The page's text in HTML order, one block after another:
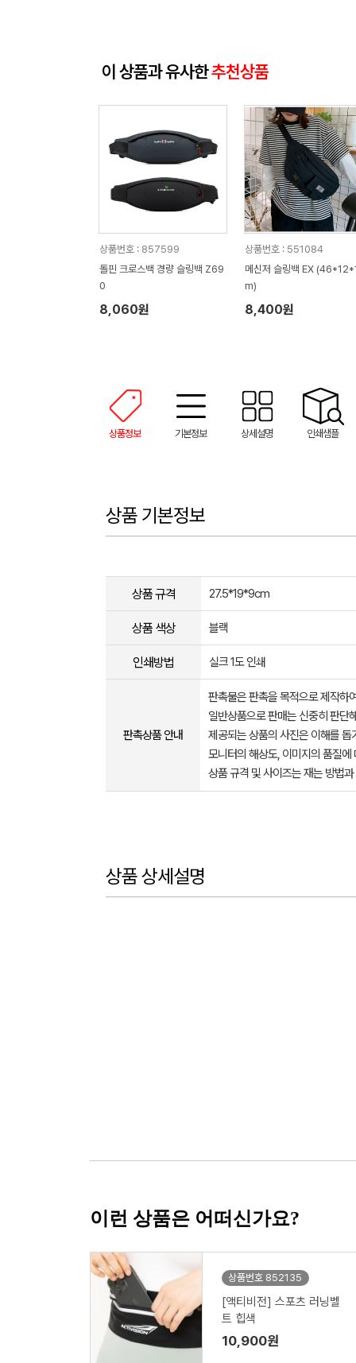
이 상품과 유사한추천상품
상품번호 : 857599
돌핀 크로스백 경량 슬링백 Z69
0
8,060원
상품번호 : 551084
메신저 슬링백 EX
m)
8,400원
상품정보 기본정보 상세설명 인쇄샘플
상품 기본정보
상품 규격 27.5*19*9cm
상품 색상 블랙
인쇄방법 실크 1도 인쇄
판촉상품 안내
판촉물은 판촉을 목적으로 제작하
일반상품으로 판매는 신중히 판단
제공되는 상품의 사진은 이해를
모니터의 해상도, 이미지의 품질
상품 규격 및 사이즈는 재는 방법
상품 상세설명
이런 상품은 어떠신가요?
상품번호 852135
[액티비전] 스포츠 러닝벨
트 힙색
10,900원